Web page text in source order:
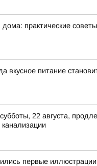
практические
вкусное питание
22 августа,
первые иллюстрации